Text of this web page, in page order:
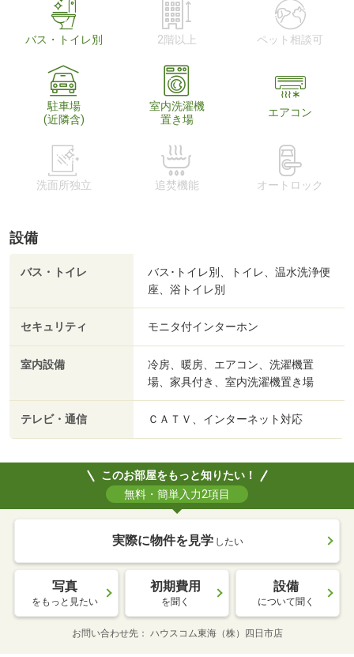
バス・トイレ別 2階以上 ペット相談可
駐車場
(近隣含)
室内洗濯機
置き場
エアコン
洗面所独立 追焚機能 オートロック
設備
バス・トイレ
バス･トイレ別、トイレ、温水洗浄便
座、浴トイレ別
セキュリティ モニタ付インターホン
室内設備
冷房、暖房、エアコン、洗濯機置
場、家具付き、室内洗濯機置き場
テレビ・通信 ＣＡＴＶ、インターネット対応
このお部屋をもっと知りたい！
無料・簡単入力2項目
実際に物件を見学 したい
写真
をもっと見たい
初期費用
を聞く
設備
について聞く
お問い合わせ先 ハウスコム東海（株）四日市店